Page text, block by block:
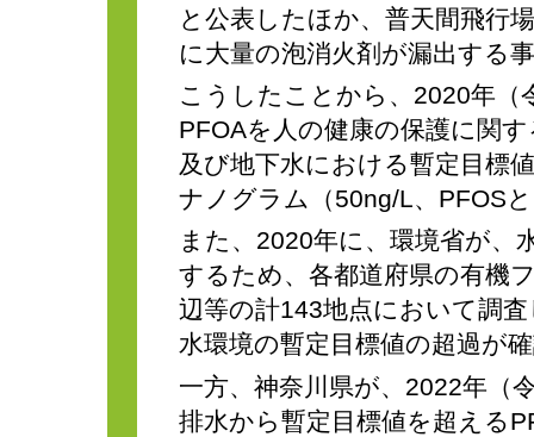
と公表したほか、普天間飛行
に大量の泡消火剤が漏出する
こうしたことから、2020年（
PFOAを人の健康の保護に関
及び地下水における暫定目標
ナノグラム（50ng/L、PFOS
また、2020年に、環境省が、
するため、各都道府県の有機
辺等の計143地点において調
水環境の暫定目標値の超過が
一方、神奈川県が、2022年（
排水から暫定目標値を超える